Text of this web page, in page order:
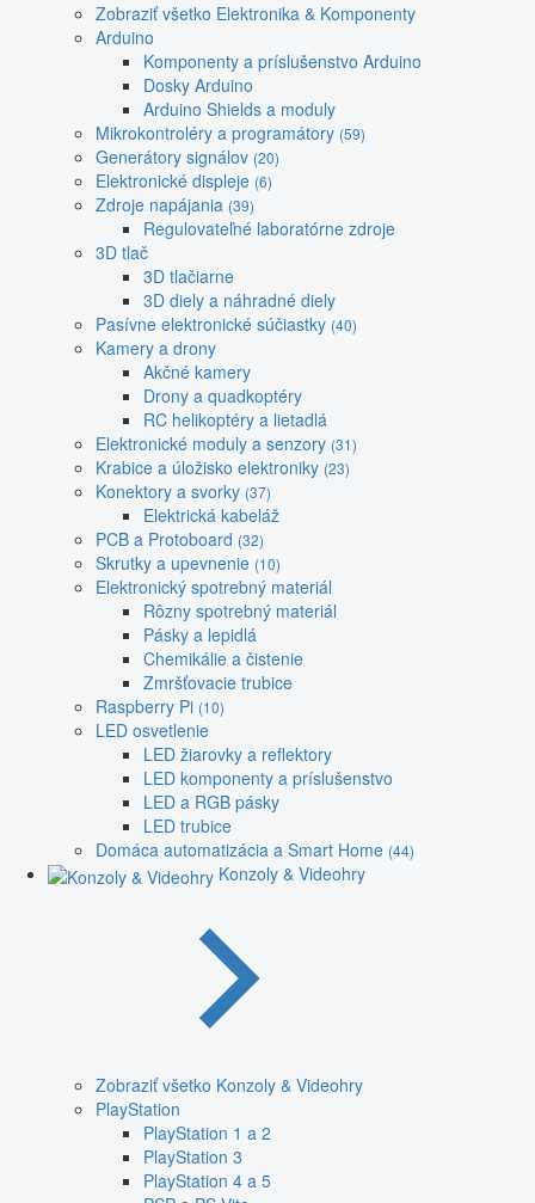
Zobraziť všetko Elektronika & Komponenty
Arduino
Komponenty a príslušenstvo Arduino
Dosky Arduino
Arduino Shields a moduly
Mikrokontroléry a programátory (59)
Generátory signálov (20)
Elektronické displeje (6)
Zdroje napájania (39)
Regulovateľné laboratórne zdroje
3D tlač
3D tlačiarne
3D diely a náhradné diely
Pasívne elektronické súčiastky (40)
Kamery a drony
Akčné kamery
Drony a quadkoptéry
RC helikoptéry a lietadlá
Elektronické moduly a senzory (31)
Krabice a úložisko elektroniky (23)
Konektory a svorky (37)
Elektrická kabeláž
PCB a Protoboard (32)
Skrutky a upevnenie (10)
Elektronický spotrebný materiál
Rôzny spotrebný materiál
Pásky a lepidlá
Chemikálie a čistenie
Zmršťovacie trubice
Raspberry Pi (10)
LED osvetlenie
LED žiarovky a reflektory
LED komponenty a príslušenstvo
LED a RGB pásky
LED trubice
Domáca automatizácia a Smart Home (44)
Konzoly & Videohry
Zobraziť všetko Konzoly & Videohry
PlayStation
PlayStation 1 a 2
PlayStation 3
PlayStation 4 a 5